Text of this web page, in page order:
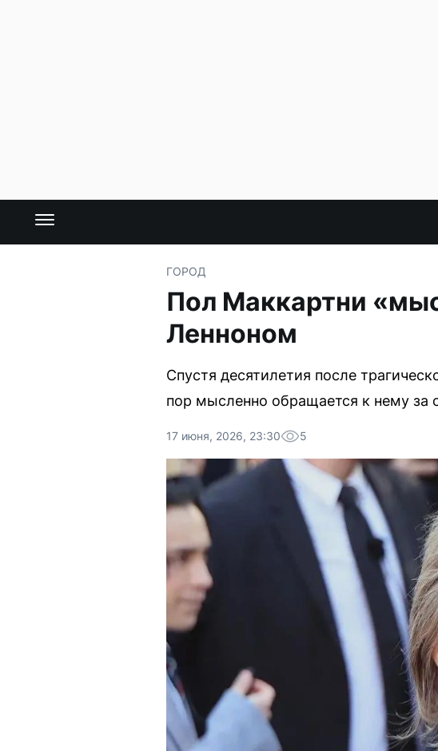
ГОРОД
Пол Маккартни
Ленноном
Спустя десятилетия после
пор мысленно обращается к нему за
17 июня, 2026, 23:30 5